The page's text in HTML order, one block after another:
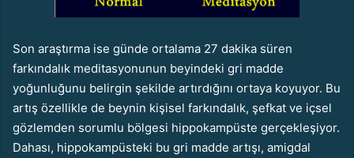
Son araştırma ise günde ortalama 27 dakika süren
farkındalık meditasyonunun beyindeki gri madde
yoğunluğunu belirgin şekilde artırdığını ortaya koyuyor. Bu
artış özellikle de beynin kişisel farkındalık, şefkat ve içsel
gözlemden sorumlu bölgesi hippokampüste gerçekleşiyor.
Dahası, hippokampüsteki bu gri madde artışı, amigdal